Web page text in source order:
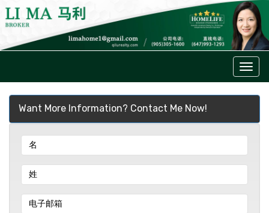
菜
单
Want More Information? Contact Me Now!